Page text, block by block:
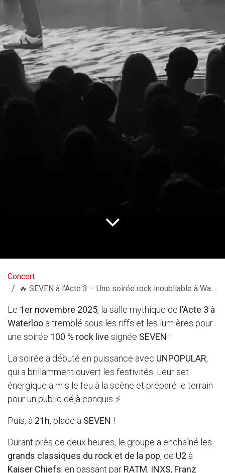
Concert
🔥 SEVEN à l’Acte 3 – Une soirée rock inoubliable à Waterloo - 1er Novembre 2025
Le 1er novembre 2025, la salle mythique de l’Acte 3 à
Waterloo a tremblé sous les riffs et les lumières pour
une soirée 100 % rock live signée SEVEN !
La soirée a débuté en puissance avec UNPOPULAR,
qui a brillamment ouvert les festivités. Leur set
énergique a mis le feu à la scène et préparé le terrain
pour un public déjà conquis ⚡️
Puis, à 21h, place à SEVEN !
Durant près de deux heures, le groupe a enchaîné les
grands classiques du rock et de la pop, de U2 à
Kaiser Chiefs, en passant par RATM, INXS, Franz